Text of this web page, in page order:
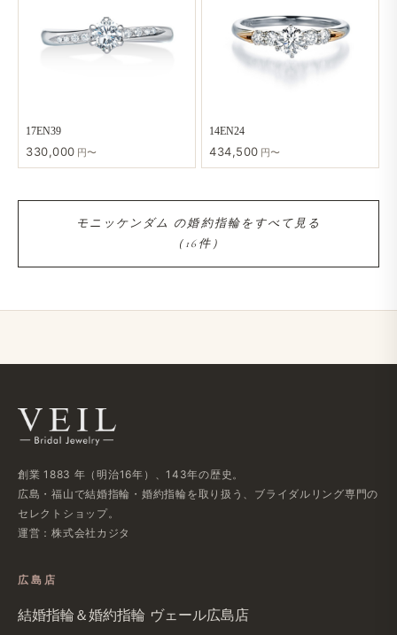
17EN39
330,000 円〜
14EN24
434,500 円〜
モニッケンダム の​婚約指輪を​すべて​見る​
（16件）
創業 1883 年​（明治16年）、​143年の​歴史。
広島・福山で​結婚指輪・婚約指輪を​取り扱う、​ブライダルリング専門の​
セレクトショップ。
運営：株式会社カジタ
広島店
結婚​指輪＆婚約指輪 ヴェール​広島店